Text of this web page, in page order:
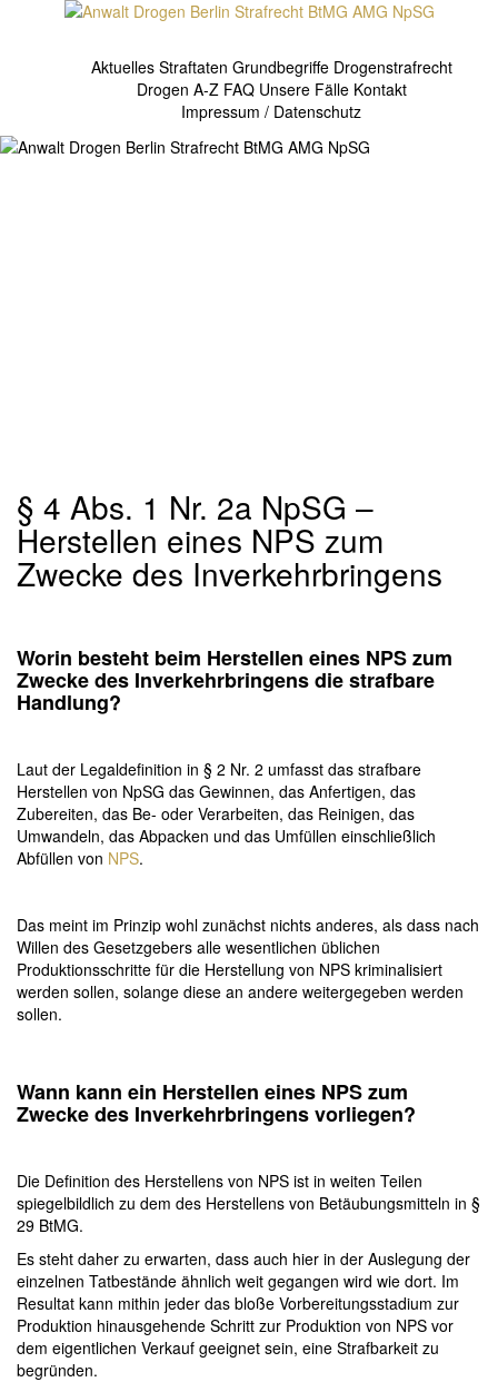
Aktuelles Straftaten Grundbegriffe Drogenstrafrecht
Drogen A-Z FAQ Unsere Fälle Kontakt
Impressum / Datenschutz
§ 4 Abs. 1 Nr. 2a NpSG –
Herstellen eines NPS zum
Zwecke des Inverkehrbringens
Worin besteht beim Herstellen eines NPS zum
Zwecke des Inverkehrbringens die strafbare
Handlung?
Laut der Legaldefinition in § 2 Nr. 2 umfasst das strafbare
Herstellen von NpSG das Gewinnen, das Anfertigen, das
Zubereiten, das Be- oder Verarbeiten, das Reinigen, das
Umwandeln, das Abpacken und das Umfüllen einschließlich
Abfüllen von NPS.
Das meint im Prinzip wohl zunächst nichts anderes, als dass nach
Willen des Gesetzgebers alle wesentlichen üblichen
Produktionsschritte für die Herstellung von NPS kriminalisiert
werden sollen, solange diese an andere weitergegeben werden
sollen.
Wann kann ein Herstellen eines NPS zum
Zwecke des Inverkehrbringensvorliegen?
Die Definition des Herstellens von NPS ist in weiten Teilen
spiegelbildlich zu dem des Herstellens von Betäubungsmitteln in §
29 BtMG.
Es steht daher zu erwarten, dass auch hier in der Auslegung der
einzelnen Tatbestände ähnlich weit gegangen wird wie dort. Im
Resultat kann mithin jeder das bloße Vorbereitungsstadium zur
Produktion hinausgehende Schritt zur Produktion von NPS vor
dem eigentlichen Verkauf geeignet sein, eine Strafbarkeit zu
begründen.